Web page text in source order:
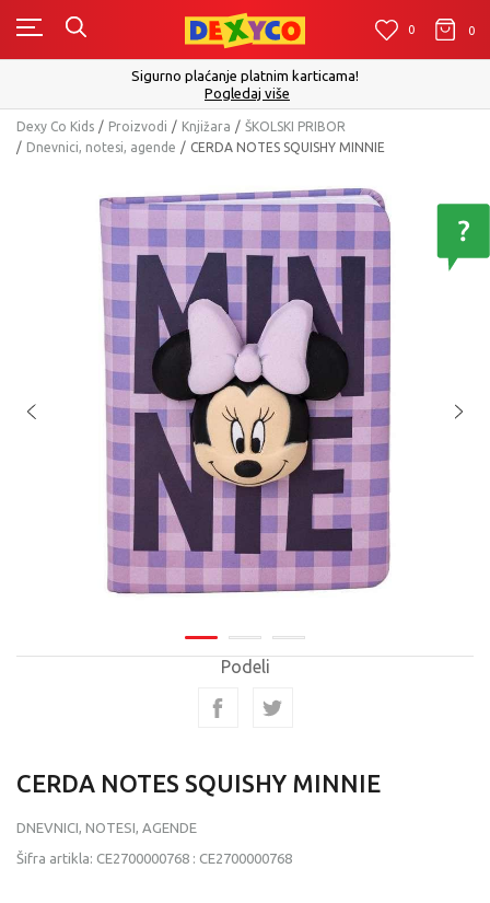
0 0
Sigurno plaćanje platnim karticama!
Pogledaj više
Dexy Co Kids Proizvodi Knjižara
ŠKOLSKI PRIBOR
Dnevnici, notesi, agende
CERDA NOTES SQUISHY MINNIE
Podeli
CERDA NOTES SQUISHY MINNIE
DNEVNICI, NOTESI, AGENDE
Šifra artikla: CE2700000768 : CE2700000768